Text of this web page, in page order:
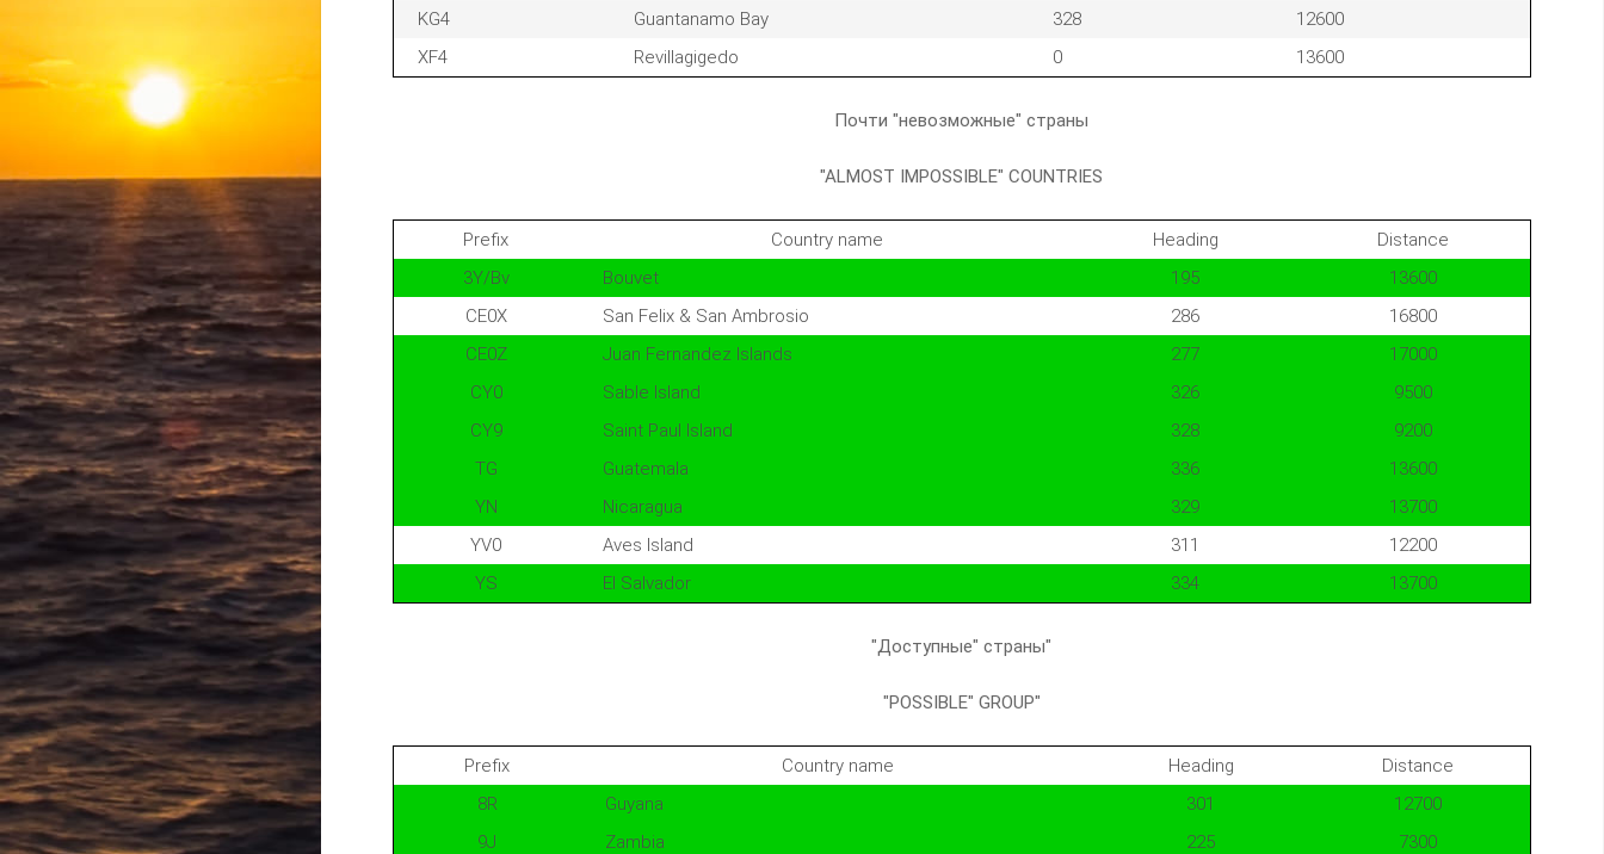
KG4
Guantanamo Bay 328
12600
XF4
Revillagigedo 0 13600
Почти "невозможные" страны
"ALMOST IMPOSSIBLE" COUNTRIES
Prefix Country name Heading
Distance
3Y/Bv
Bouvet 195
13600
CE0X
San Felix & San Ambrosio 286
16800
CE0Z
Juan Fernandez Islands 277
17000
CY0
Sable Island 326
9500
CY9
Saint Paul Island 328
9200
TG
Guatemala 336
13600
YN
Nicaragua 329
13700
YV0
Aves Island 311
12200
YS
El Salvador 334 13700
"Доступные" страны"
"POSSIBLE" GROUP"
Prefix Country name Heading
Distance
8R
Guyana 301
12700
9J
Zambia 225
7300